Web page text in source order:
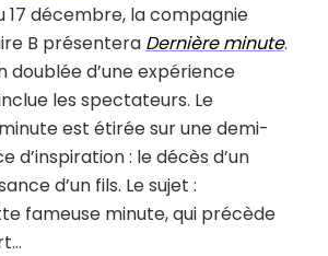
17 décembre, la compagnie
B présentera Dernière minute.
doublée d’une expérience
les spectateurs. Le
est étirée sur une demi-
d’inspiration : le décès d’un
d’un fils. Le sujet :
fameuse minute, qui précède